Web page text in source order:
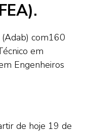
(Adab) com160
em
Engenheiros
de hoje 19 de